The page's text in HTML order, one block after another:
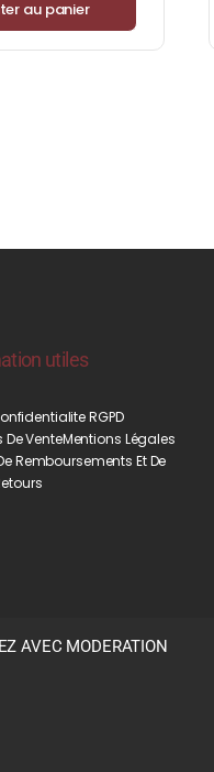
au panier
utiles
RGPD
VenteMentions Légales
Remboursements Et De
AVEC MODERATION